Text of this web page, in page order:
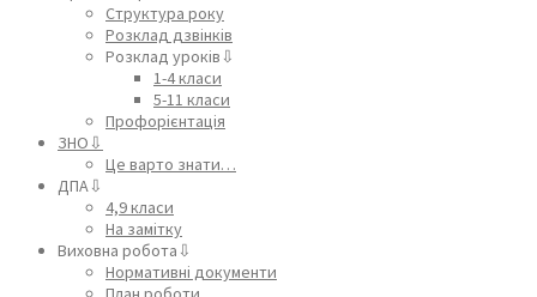
Структура року
Розклад дзвінків
Розклад уроків⇩
1-4 класи
5-11 класи
Профорієнтація
ЗНО⇩
Це варто знати…
ДПА⇩
4,9 класи
На замітку
Виховна робота⇩
Нормативні документи